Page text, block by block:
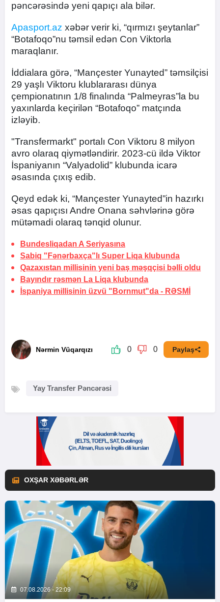
pəncərəsində yeni qapıçı ala bilər.
Apasport.az xəbər verir ki, “qırmızı şeytanlar”
“Botafoqo”nu təmsil edən Con Viktorla
maraqlanır.
İddialara görə, “Mançester Yunayted” təmsilçisi
29 yaşlı Viktoru klublararası dünya
çempionatının 1/8 finalında “Palmeyras”la bu
yaxınlarda keçirilən “Botafoqo” matçında
izləyib.
"Transfermarkt" portalı Con Viktoru 8 milyon
avro olaraq qiymətləndirir. 2023-cü ildə Viktor
İspaniyanın “Valyadolid” klubunda icarə
əsasında çıxış edib.
Qeyd edək ki, “Mançester Yunayted”in hazırkı
əsas qapıçısı Andre Onana səhvlərinə görə
mütəmadi olaraq tənqid olunur.
Bundesliqadan A Seriyasına
Sabiq "Fənərbaxça"lı Super Liqa klubunda
Qazaxıstan millisinin yeni baş məşqçisi bəlli oldu
Bayındır rəsmən La Liqa klubunda
İspaniya millisinin üzvü "Bornmut"da - RƏSMİ
Nərmin Vüqarqızı 0 0 Paylaş
Yay Transfer Pəncərəsi
OXŞAR XƏBƏRLƏR
07.08.2026 - 22:09